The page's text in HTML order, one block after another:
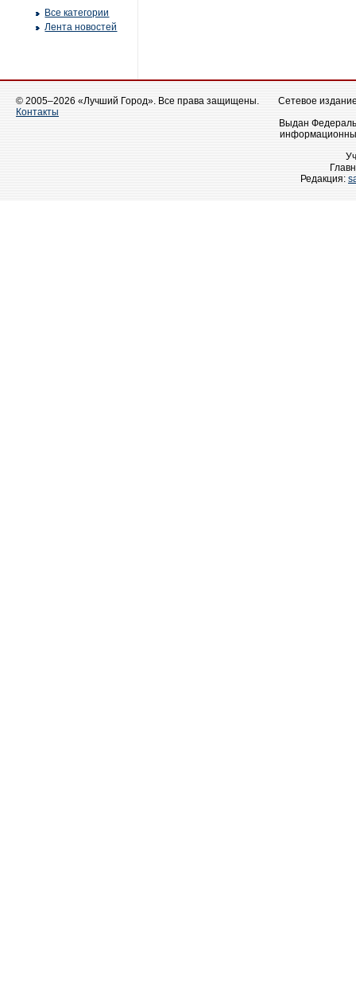
Все категории
Лента новостей
© 2005–2026 «Лучший Город». Все права защищены.
Контакты
Сетевое
Выдан
Редакция: